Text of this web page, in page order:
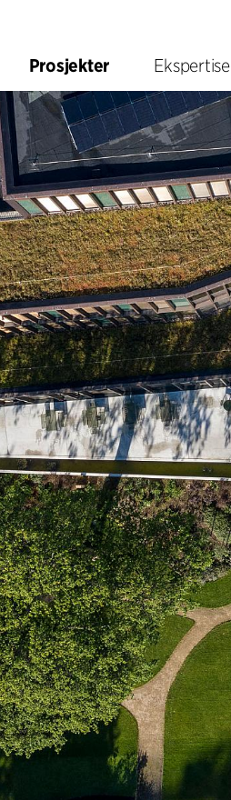
Prosjekter Ekspertise